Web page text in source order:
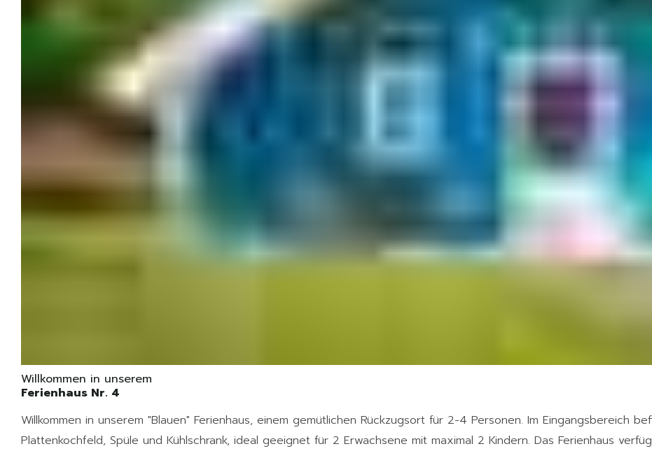
Willkommen in unserem
Ferienhaus Nr. 4
Willkommen in unserem "Blauen" Ferienhaus, einem gemütlichen Rückzugsort für 2-4 Personen. Im Eingangsbereich
Plattenkochfeld, Spüle und Kühlschrank, ideal geeignet für 2 Erwachsene mit maximal 2 Kindern. Das Ferienhaus